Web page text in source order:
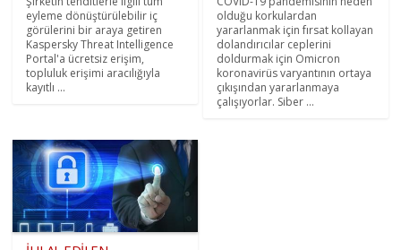
eyleme dönüştürülebilir iç
görülerini bir araya getiren
Kaspersky Threat Intelligence
Portal'a ücretsiz erişim,
topluluk erişimi aracılığıyla
kayıtlı ...
olduğu korkulardan
yararlanmak için fırsat kollayan
dolandırıcılar ceplerini
doldurmak için Omicron
koronavirüs varyantının ortaya
çıkışından yararlanmaya
çalışıyorlar. Siber ...